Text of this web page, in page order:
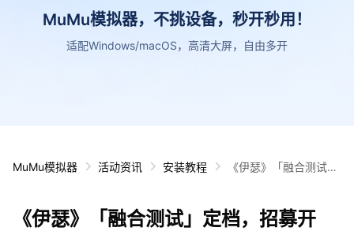
MuMu模拟器，不挑设备，秒开秒用！
适配Windows/macOS，高清大屏，自由多开
MuMu模拟器 活动资讯 安装教程
《伊瑟》「融合测试」
《伊瑟》「融合测试」定档，招募开